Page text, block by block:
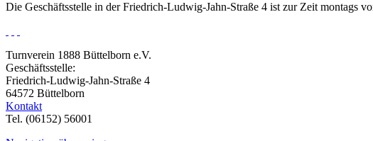
Die Geschäftsstelle in der Friedrich-Ludwig-Jahn-Straße 4 ist zur Zeit montags
Turnverein 1888 Büttelborn e.V.
Geschäftsstelle:
Friedrich-Ludwig-Jahn-Straße 4
64572 Büttelborn
Kontakt
Tel. (06152) 56001